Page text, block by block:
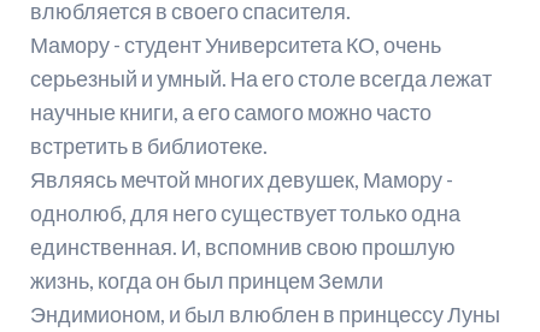
влюбляется в своего спасителя.
Мамору - студент Университета КО, очень
серьезный и умный. На его столе всегда лежат
научные книги, а его самого можно часто
встретить в библиотеке.
Являясь мечтой многих девушек, Мамору -
однолюб, для него существует только одна
единственная. И, вспомнив свою прошлую
жизнь, когда он был принцем Земли
Эндимионом, и был влюблен в принцессу Луны